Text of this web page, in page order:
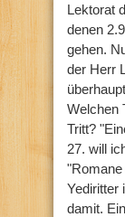
Lektorat
denen
gehen.
der Herr
Welchen
Tritt?
27. will
Yediritter
damit.